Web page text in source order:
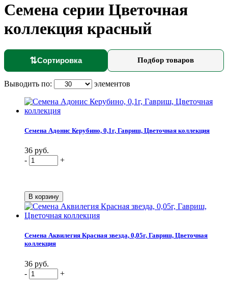
Семена серии Цветочная
коллекция красный
⇅Сортировка Подбор товаров
Выводить по: элементов
Семена Адонис Керубино, 0,1г, Гавриш, Цветочная коллекция
36 руб.
-
+
Семена Аквилегия Красная звезда, 0,05г, Гавриш, Цветочная
коллекция
36 руб.
-
+